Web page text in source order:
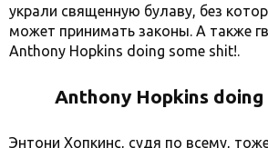
украли священную булаву, без
может принимать законы. А также
Anthony Hopkins doing some shit!.
Anthony Hopkins doing
Энтони Хопкинс, судя по всему,